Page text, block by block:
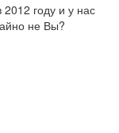
году и у нас
не Вы?